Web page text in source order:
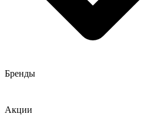
Бренды
Акции